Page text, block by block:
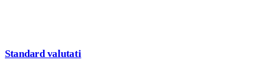
Standard valutati